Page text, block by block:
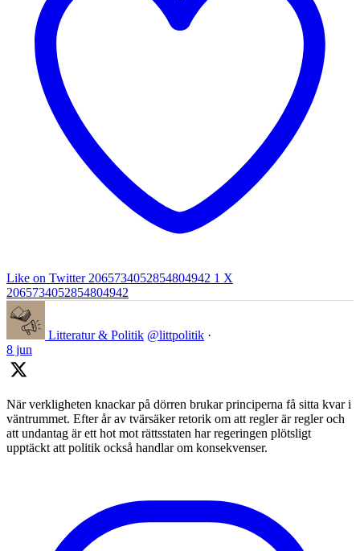
Like on Twitter 2065734052854804942 1 X
2065734052854804942
Litteratur & Politik @littpolitik ·
8 jun
När verkligheten knackar på dörren brukar principerna få sitta kvar i
väntrummet. Efter år av tvärsäker retorik om att regler är regler och
att undantag är ett hot mot rättsstaten har regeringen plötsligt
upptäckt att politik också handlar om konsekvenser.